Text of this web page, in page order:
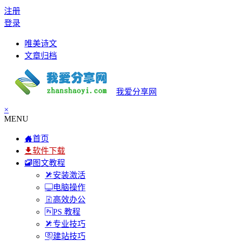
注册
登录
唯美诗文
文章归档
我爱分享网
×
MENU
首页
软件下载
图文教程
安装激活
电脑操作
高效办公
PS 教程
专业技巧
建站技巧